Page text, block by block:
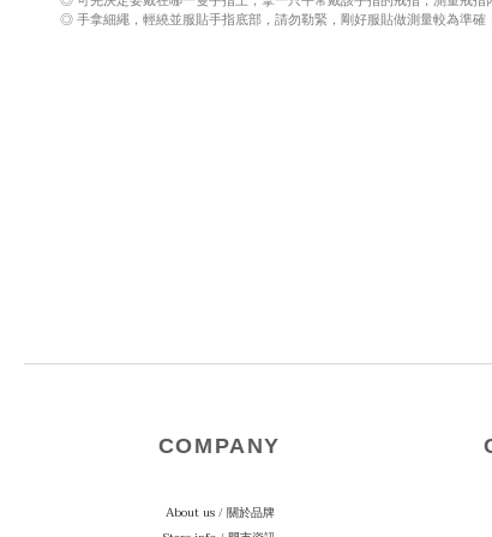
◎ 手拿細繩，輕繞並服貼手指底部，請勿勒緊，剛好服貼做測量較為準
COMPANY
About us / 關於品牌